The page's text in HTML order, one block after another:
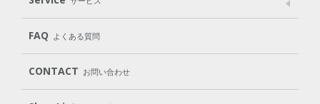
Cleaning Baby Kids
Body（ボディ） Hair（ヘア） Oral care（オーラルケア）
Goods （グッズ）
User Guide
Subscription（定期便）
FAQ よくある質問
CONTACT お問い合わせ